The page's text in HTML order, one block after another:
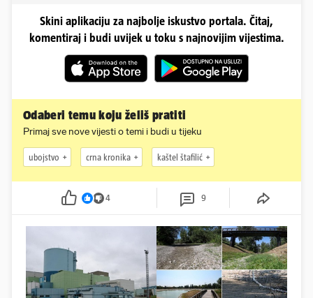
Skini aplikaciju za najbolje iskustvo portala. Čitaj,
komentiraj i budi uvijek u toku s najnovijim vijestima.
Odaberi temu koju želiš pratiti
Primaj sve nove vijesti o temi i budi u tijeku
ubojstvo crna kronika kaštel štafilić
4 9